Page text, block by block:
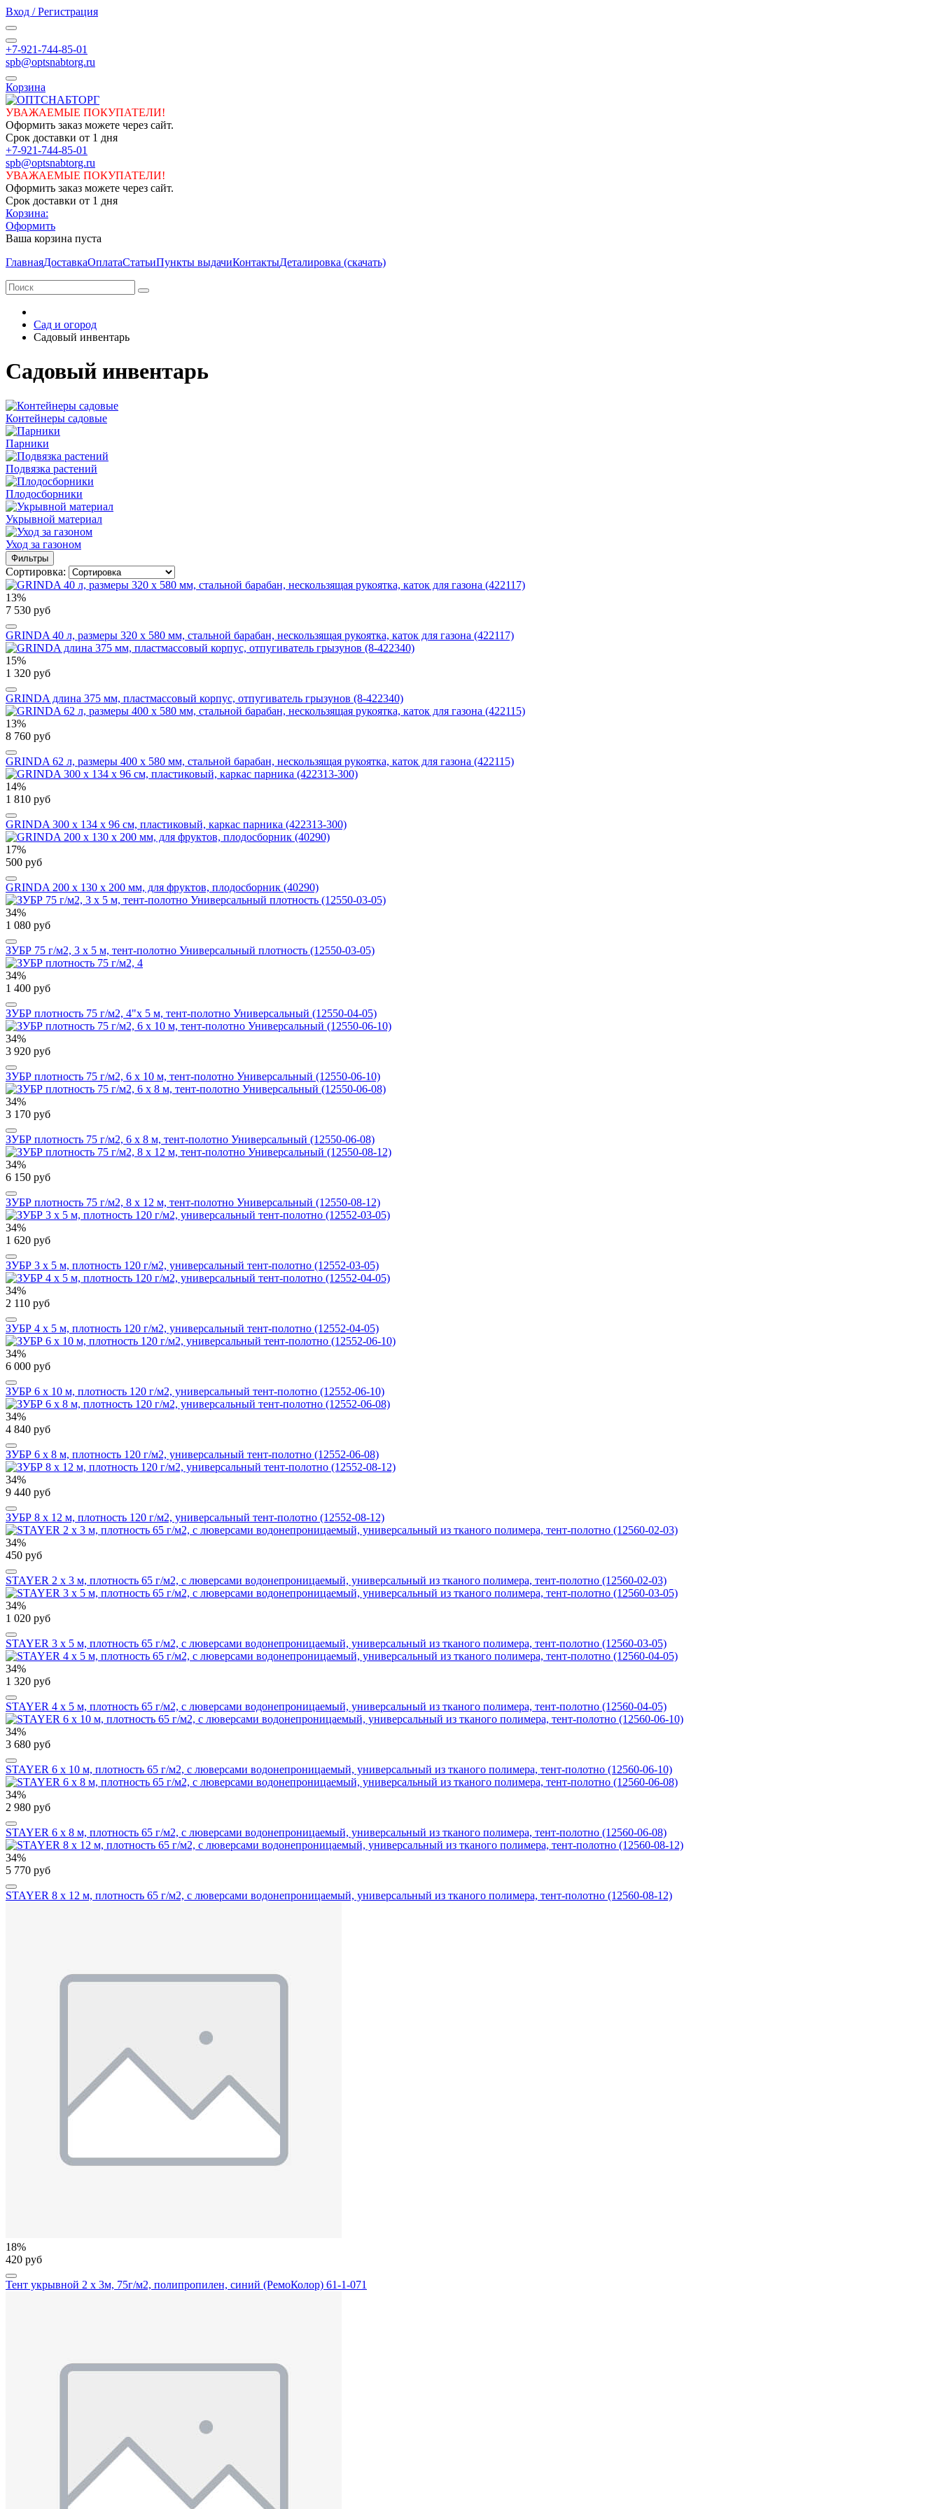
Вход / Регистрация
+7-921-744-85-01
spb@optsnabtorg.ru
Корзина
УВАЖАЕМЫЕ ПОКУПАТЕЛИ!
Оформить заказ можете через сайт.
Срок доставки от 1 дня
+7-921-744-85-01
spb@optsnabtorg.ru
УВАЖАЕМЫЕ ПОКУПАТЕЛИ!
Оформить заказ можете через сайт.
Срок доставки от 1 дня
Корзина:
Оформить
Ваша корзина пуста
ГлавнаяДоставкаОплатаСтатьиПункты выдачиКонтактыДеталировка (скачать)
Сад и огород
Садовый инвентарь
Садовый инвентарь
Контейнеры садовые
Парники
Подвязка растений
Плодосборники
Укрывной материал
Уход за газоном
Фильтры
Сортировка:
13%
7 530 руб
GRINDA 40 л, размеры 320 х 580 мм, стальной барабан, нескользящая рукоятка, каток для газона (422117)
15%
1 320 руб
GRINDA длина 375 мм, пластмассовый корпус, отпугиватель грызунов (8-422340)
13%
8 760 руб
GRINDA 62 л, размеры 400 х 580 мм, стальной барабан, нескользящая рукоятка, каток для газона (422115)
14%
1 810 руб
GRINDA 300 х 134 х 96 см, пластиковый, каркас парника (422313-300)
17%
500 руб
GRINDA 200 х 130 х 200 мм, для фруктов, плодосборник (40290)
34%
1 080 руб
ЗУБР 75 г/м2, 3 х 5 м, тент-полотно Универсальный плотность (12550-03-05)
34%
1 400 руб
ЗУБР плотность 75 г/м2, 4"х 5 м, тент-полотно Универсальный (12550-04-05)
34%
3 920 руб
ЗУБР плотность 75 г/м2, 6 х 10 м, тент-полотно Универсальный (12550-06-10)
34%
3 170 руб
ЗУБР плотность 75 г/м2, 6 х 8 м, тент-полотно Универсальный (12550-06-08)
34%
6 150 руб
ЗУБР плотность 75 г/м2, 8 х 12 м, тент-полотно Универсальный (12550-08-12)
34%
1 620 руб
ЗУБР 3 х 5 м, плотность 120 г/м2, универсальный тент-полотно (12552-03-05)
34%
2 110 руб
ЗУБР 4 х 5 м, плотность 120 г/м2, универсальный тент-полотно (12552-04-05)
34%
6 000 руб
ЗУБР 6 х 10 м, плотность 120 г/м2, универсальный тент-полотно (12552-06-10)
34%
4 840 руб
ЗУБР 6 х 8 м, плотность 120 г/м2, универсальный тент-полотно (12552-06-08)
34%
9 440 руб
ЗУБР 8 х 12 м, плотность 120 г/м2, универсальный тент-полотно (12552-08-12)
34%
450 руб
STAYER 2 х 3 м, плотность 65 г/м2, с люверсами водонепроницаемый, универсальный из тканого полимера, тент-полотно (12560-02-03)
34%
1 020 руб
STAYER 3 х 5 м, плотность 65 г/м2, с люверсами водонепроницаемый, универсальный из тканого полимера, тент-полотно (12560-03-05)
34%
1 320 руб
STAYER 4 х 5 м, плотность 65 г/м2, с люверсами водонепроницаемый, универсальный из тканого полимера, тент-полотно (12560-04-05)
34%
3 680 руб
STAYER 6 х 10 м, плотность 65 г/м2, с люверсами водонепроницаемый, универсальный из тканого полимера, тент-полотно (12560-06-10)
34%
2 980 руб
STAYER 6 х 8 м, плотность 65 г/м2, с люверсами водонепроницаемый, универсальный из тканого полимера, тент-полотно (12560-06-08)
34%
5 770 руб
STAYER 8 х 12 м, плотность 65 г/м2, с люверсами водонепроницаемый, универсальный из тканого полимера, тент-полотно (12560-08-12)
18%
420 руб
Тент укрывной 2 х 3м, 75г/м2, полипропилен, синий (РемоКолор) 61-1-071